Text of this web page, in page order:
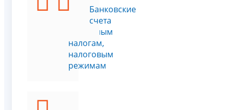
Учёт
отдельным
налогам,
налоговым
режимам
Банковские
счета